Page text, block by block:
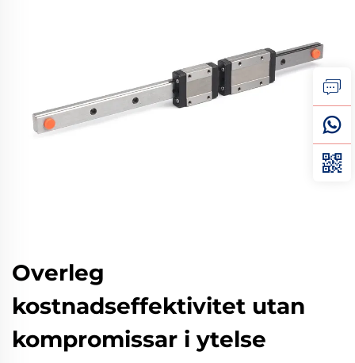
Overleg
kostnadseffektivitet utan
kompromissar i ytelse